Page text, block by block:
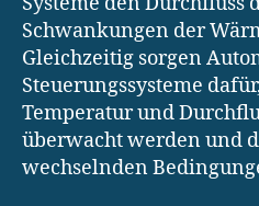
Schwankungen der
Gleichzeitig sorgen
Steuerungssysteme
Temperatur und
überwacht werden und
wechselnden